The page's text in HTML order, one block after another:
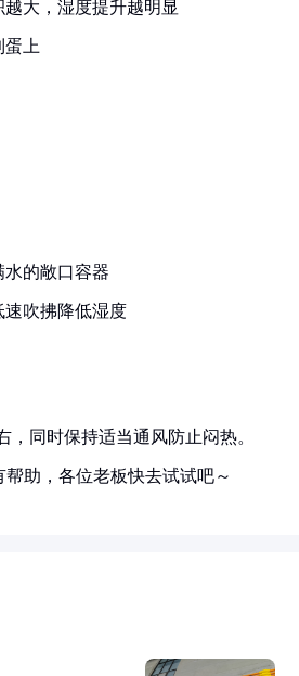
大，湿度提升越明显
上
水的敞口容器
速吹拂降低湿度
同时保持适当通风防止闷热。
助，各位老板快去试试吧～